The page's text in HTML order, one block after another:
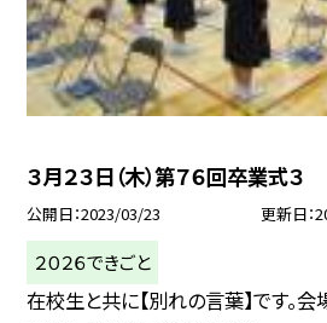
３月２３日（木）第７６回卒業式３
公開日 2023/03/23 更新日
２０２６できごと
在校生と共に【別れの言葉】です。